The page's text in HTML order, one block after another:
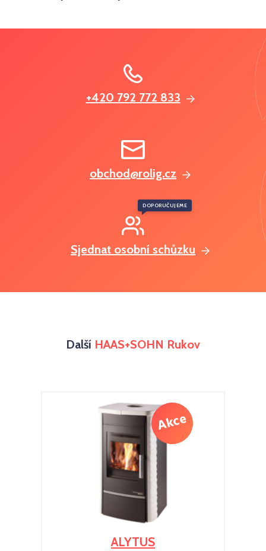
+420 792 772 833
obchod@rolig.cz
Sjednat osobní schůzku
DOPORUČUJEME
Další HAAS+SOHN Rukov
ALYTUS